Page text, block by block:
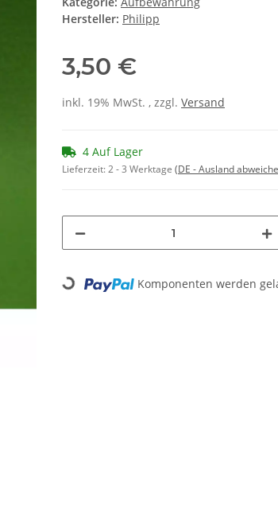
Hersteller: Philipp
3,50 €
inkl. 19% MwSt. , zzgl. Versand
4 Auf Lager
Lieferzeit:2 - 3 Werktage (DE - Ausland
Loading... Komponenten werden